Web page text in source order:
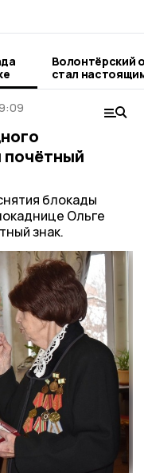
Волонтёрский
стал
«Земля спорта»
почётный
блокады
Ольге
знак.